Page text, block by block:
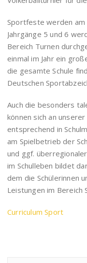
Sportfeste werden am
Jahrgänge 5 und 6
Bereich Turnen
einmal im Jahr ein
die gesamte Schule
Deutschen
Auch die besonders
können sich an
entsprechend in
am Spielbetrieb der
und ggf.
im Schulleben bildet
dem die Schülerinnen
Leistungen im Bereich
Curriculum Sport